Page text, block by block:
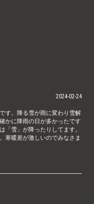
2024-02-24
す。降る雪が雨に変わり雪解
かに降雨の日が多かったです
「雪」が降ったりしてます。
寒暖差が激しいのでみなさま